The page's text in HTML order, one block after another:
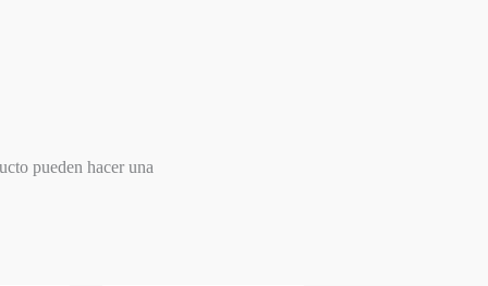
pueden hacer una